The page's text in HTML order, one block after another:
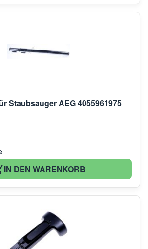
Staubsauger AEG 4055961975
IN DEN WARENKORB